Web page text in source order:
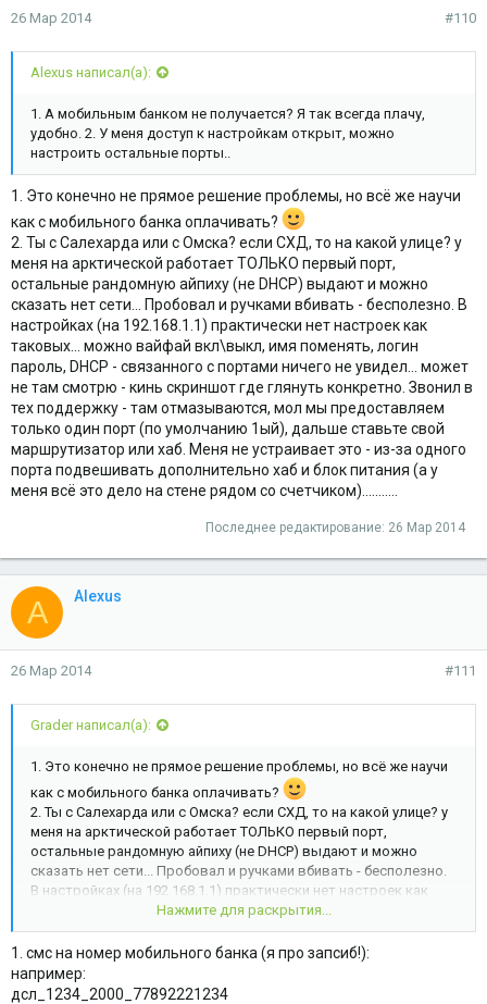
26 Мар 2014 #110
Alexus написал(а):
1. А мобильным банком не получается? Я так всегда плачу,
удобно. 2. У меня доступ к настройкам открыт, можно
настроить остальные порты..
1. Это конечно не прямое решение проблемы, но всё же научи
как с мобильного банка оплачивать?
2. Ты с Салехарда или с Омска? если СХД, то на какой улице? у
меня на арктической работает ТОЛЬКО первый порт,
остальные рандомную айпиху (не DHCP) выдают и можно
сказать нет сети... Пробовал и ручками вбивать - бесполезно. В
настройках (на 192.168.1.1) практически нет настроек как
таковых... можно вайфай вкл\выкл, имя поменять, логин
пароль, DHCP - связанного с портами ничего не увидел... может
не там смотрю - кинь скриншот где глянуть конкретно. Звонил в
тех поддержку - там отмазываются, мол мы предоставляем
только один порт (по умолчанию 1ый), дальше ставьте свой
маршрутизатор или хаб. Меня не устраивает это - из-за одного
порта подвешивать дополнительно хаб и блок питания (а у
меня всё это дело на стене рядом со счетчиком)...........
Последнее редактирование: 26 Мар 2014
A Alexus
26 Мар 2014 #111
Grader написал(а):
1. Это конечно не прямое решение проблемы, но всё же научи
как с мобильного банка оплачивать?
2. Ты с Салехарда или с Омска? если СХД, то на какой улице? у
меня на арктической работает ТОЛЬКО первый порт,
остальные рандомную айпиху (не DHCP) выдают и можно
сказать нет сети... Пробовал и ручками вбивать - бесполезно.
В настройках (на 192.168.1.1) практически нет настроек как
таковых... можно вайфай вкл\выкл, имя поменять, логин
пароль, DHCP - связанного с портами ничего не увидел... может
не там смотрю - кинь скриншот где глянуть конкретно.
Нажмите для раскрытия...
1. смс на номер мобильного банка (я про запсиб!):
например:
дсл_1234_2000_77892221234